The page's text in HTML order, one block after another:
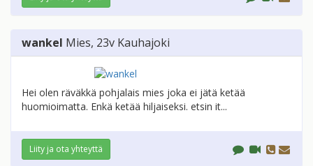
wankel Mies, 23v Kauhajoki
Hei olen räväkkä pohjalais mies joka ei jätä ketää
huomioimatta. Enkä ketää hiljaiseksi. etsin it...
Liity ja ota yhteyttä